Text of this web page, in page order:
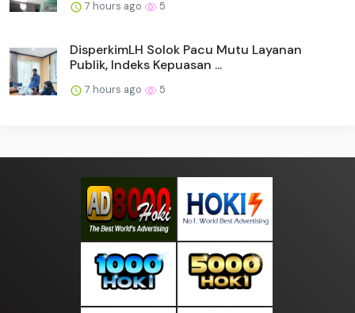
7 hours ago 5
DisperkimLH Solok Pacu Mutu Layanan
Publik, Indeks Kepuasan ...
7 hours ago 5